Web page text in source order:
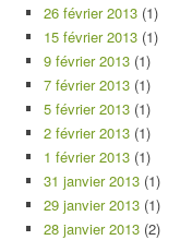
26 février 2013 (1)
15 février 2013 (1)
9 février 2013 (1)
7 février 2013 (1)
5 février 2013 (1)
2 février 2013 (1)
1 février 2013 (1)
31 janvier 2013 (1)
29 janvier 2013 (1)
28 janvier 2013 (2)